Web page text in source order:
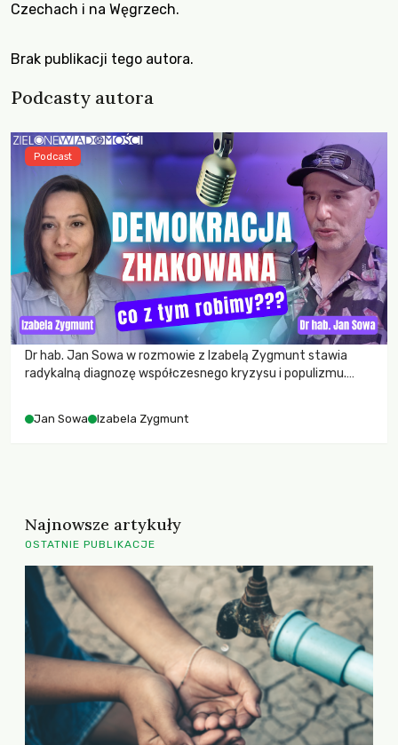
Czechach i na Węgrzech.
Brak publikacji tego autora.
Podcasty autora
Podcast
Dlaczego wybory należy zastąpić
losowaniem | dr hab. Jan Sowa
Dr hab. Jan Sowa w rozmowie z Izabelą Zygmunt stawia
radykalną diagnozę współczesnego kryzysu i populizmu.…
Jan Sowa Izabela Zygmunt
Najnowsze artykuły
OSTATNIE PUBLIKACJE